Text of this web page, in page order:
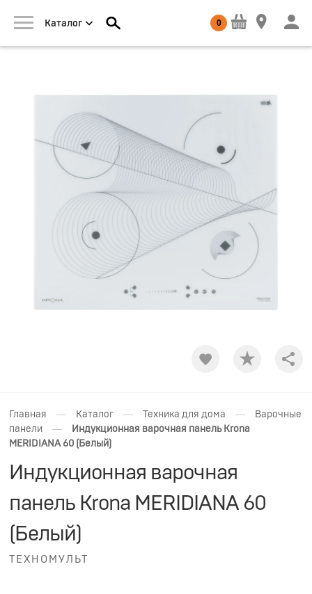
Каталог 0
Главная — Каталог — Техника для дома —
Варочные
панели
—
Индукционная варочная панель Krona
MERIDIANA 60 (Белый)
Индукционная варочная
панель Krona MERIDIANA 60
(Белый)
ТЕХНОМУЛЬТ